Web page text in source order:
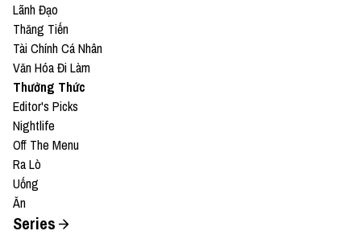
Lãnh Đạo
Thăng Tiến
Tài Chính Cá Nhân
Văn Hóa Đi Làm
Thưởng Thức
Editor's Picks
Nightlife
Off The Menu
Ra Lò
Uống
Ăn
Series